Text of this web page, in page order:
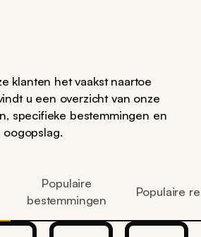
klanten het vaakst naartoe
u een overzicht van onze
specifieke bestemmingen en
oogopslag.
Populaire
bestemmingen
Populaire